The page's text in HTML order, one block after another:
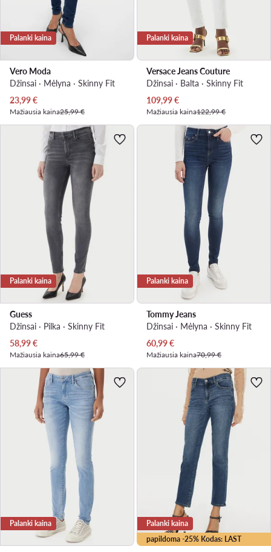
Palanki kaina
Vero Moda
Džinsai · Mėlyna · Skinny Fit
Dabartinė kaina
23,99€
Mažiausia kaina25,99 €
Palanki kaina
Versace Jeans Couture
Džinsai · Balta · Skinny Fit
Dabartinė kaina
109,99€
Mažiausia kaina122,99 €
Palanki kaina
Guess
Džinsai · Pilka · Skinny Fit
Dabartinė kaina
58,99€
Mažiausia kaina65,99 €
Palanki kaina
Tommy Jeans
Džinsai · Mėlyna · Skinny Fit
Dabartinė kaina
60,99€
Mažiausia kaina70,99 €
Palanki kaina
papildoma -25% Kodas: LAST
Palanki kaina